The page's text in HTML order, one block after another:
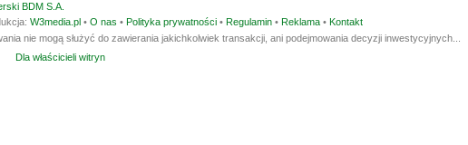
BDM S.A.
W3media.pl • O nas • Polityka prywatności • Regulamin • Reklama • Kontakt
nie mogą służyć do zawierania jakichkolwiek transakcji, ani podejmowania decyzji inwestycyjnych...
Dla właścicieli witryn